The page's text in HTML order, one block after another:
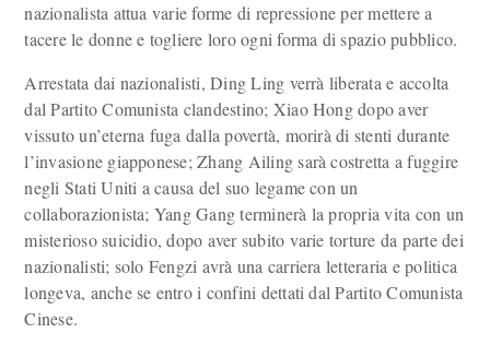
nazionalista attua varie forme di repressione per mettere a
tacere le donne e togliere loro ogni forma di spazio pubblico.
Arrestata dai nazionalisti, Ding Ling verrà liberata e accolta
dal Partito Comunista clandestino; Xiao Hong dopo aver
vissuto un’eterna fuga dalla povertà, morirà di stenti durante
l’invasione giapponese; Zhang Ailing sarà costretta a fuggire
negli Stati Uniti a causa del suo legame con un
collaborazionista; Yang Gang terminerà la propria vita con un
misterioso suicidio, dopo aver subito varie torture da parte dei
nazionalisti; solo Fengzi avrà una carriera letteraria e politica
longeva, anche se entro i confini dettati dal Partito Comunista
Cinese.